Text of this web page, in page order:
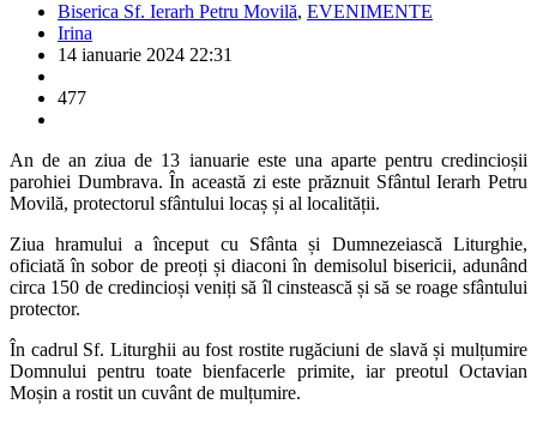
Biserica Sf. Ierarh Petru Movilă, EVENIMENTE
Irina
14 ianuarie 2024 22:31
477
An de an ziua de 13 ianuarie este una aparte pentru credincioșii
parohiei Dumbrava. În această zi este prăznuit Sfântul Ierarh Petru
Movilă, protectorul sfântului locaș și al localității.
Ziua hramului a început cu Sfânta și Dumnezeiască Liturghie,
oficiată în sobor de preoți și diaconi în demisolul bisericii, adunând
circa 150 de credincioși veniți să îl cinstească și să se roage sfântului
protector.
În cadrul Sf. Liturghii au fost rostite rugăciuni de slavă și mulțumire
Domnului pentru toate bienfacerle primite, iar preotul Octavian
Moșin a rostit un cuvânt de mulțumire.